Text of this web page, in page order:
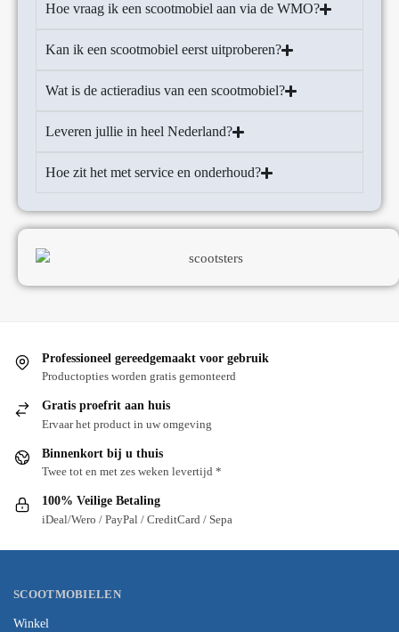
Hoe vraag ik een scootmobiel aan via de WMO?
Kan ik een scootmobiel eerst uitproberen?
Wat is de actieradius van een scootmobiel?
Leveren jullie in heel Nederland?
Hoe zit het met service en onderhoud?
Professioneel gereedgemaakt voor gebruik
Productopties worden gratis gemonteerd
Gratis proefrit aan huis
Ervaar het product in uw omgeving
Binnenkort bij u thuis
Twee tot en met zes weken levertijd *
100% Veilige Betaling
iDeal/Wero / PayPal / CreditCard / Sepa
SCOOTMOBIELEN
Winkel